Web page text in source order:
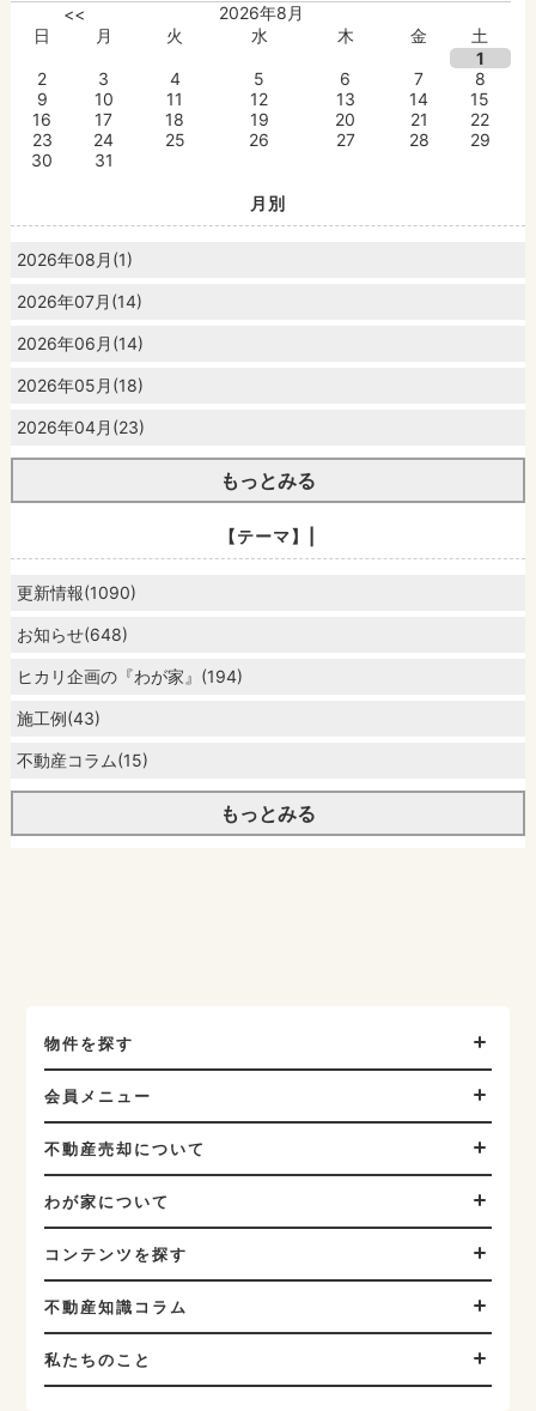
<<
2026年8月
日
月 火 水 木 金
土
1
2
3 4 5 6 7
8
9
10 11 12 13 14
15
16
17 18 19 20 21
22
23
24 25 26 27 28
29
30
31
月別
2026年08月(1)
2026年07月(14)
2026年06月(14)
2026年05月(18)
2026年04月(23)
もっとみる
【テーマ】|
更新情報(1090)
お知らせ(648)
ヒカリ企画の『わが家』(194)
施工例(43)
不動産コラム(15)
もっとみる
物件を探す
会員メニュー
不動産売却について
わが家について
コンテンツを探す
不動産知識コラム
私たちのこと